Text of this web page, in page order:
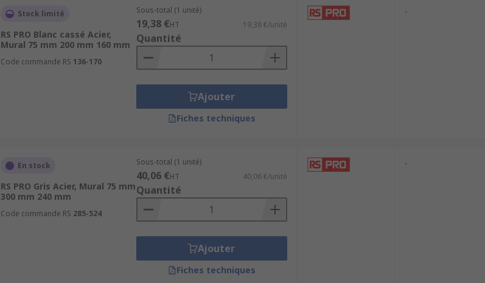
Stock limité
RS PRO Blanc cassé Acier,
Mural 75 mm 200 mm 160 mm
Code commande RS 136-170
Sous-total (1 unité)
19,38 €HT 19,38 €/unité
Quantité
Ajouter
Fiches techniques
-
En stock
RS PRO Gris Acier, Mural 75 mm
300 mm 240 mm
Code commande RS 285-524
Sous-total (1 unité)
40,06 €HT 40,06 €/unité
Quantité
Ajouter
Fiches techniques
-